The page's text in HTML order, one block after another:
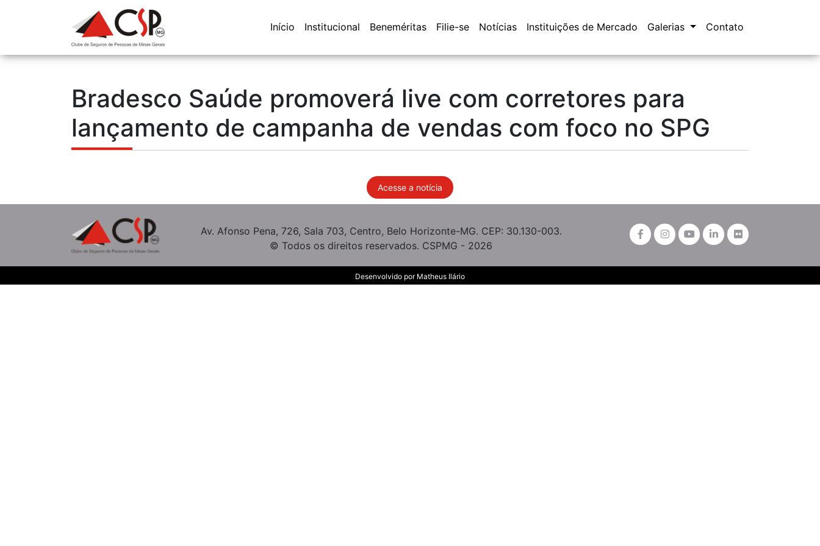
Início Institucional Beneméritas Filie-se Notícias Instituições de Mercado Galerias Contato
Bradesco Saúde promoverá live com corretores para
lançamento de campanha de vendas com foco no SPG
Acesse a notícia
Av. Afonso Pena, 726, Sala 703, Centro, Belo Horizonte-MG. CEP: 30.130-003.
© Todos os direitos reservados. CSPMG - 2026
Desenvolvido por Matheus Ilário